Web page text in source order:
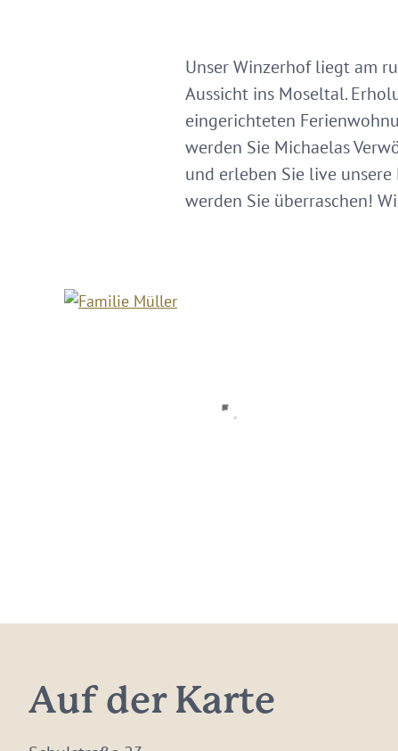
Unser Winzerhof liegt am
Aussicht ins Moseltal.
eingerichteten
werden Sie Michaelas
und erleben Sie live
werden Sie überraschen!
Auf der Karte